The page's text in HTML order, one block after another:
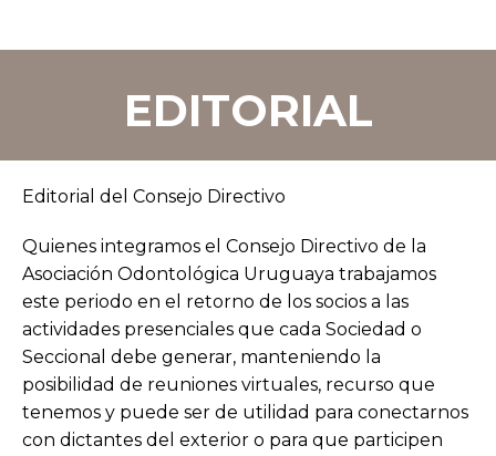
EDITORIAL
Editorial del Consejo Directivo
Quienes integramos el Consejo Directivo de la
Asociación Odontológica Uruguaya trabajamos
este periodo en el retorno de los socios a las
actividades presenciales que cada Sociedad o
Seccional debe generar, manteniendo la
posibilidad de reuniones virtuales, recurso que
tenemos y puede ser de utilidad para conectarnos
con dictantes del exterior o para que participen